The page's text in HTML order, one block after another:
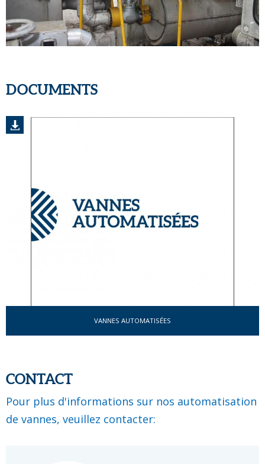
DOCUMENTS
VANNES AUTOMATISÉES
CONTACT
Pour plus d'informations sur nos automatisation
de vannes, veuillez contacter: